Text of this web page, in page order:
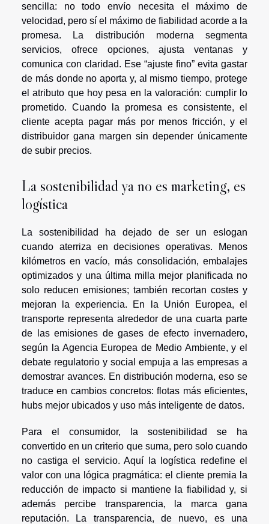
sencilla: no todo envío necesita el máximo de
velocidad, pero sí el máximo de fiabilidad acorde a la
promesa. La distribución moderna segmenta
servicios, ofrece opciones, ajusta ventanas y
comunica con claridad. Ese “ajuste fino” evita gastar
de más donde no aporta y, al mismo tiempo, protege
el atributo que hoy pesa en la valoración: cumplir lo
prometido. Cuando la promesa es consistente, el
cliente acepta pagar más por menos fricción, y el
distribuidor gana margen sin depender únicamente
de subir precios.
La sostenibilidad ya no es marketing, es
logística
La sostenibilidad ha dejado de ser un eslogan
cuando aterriza en decisiones operativas. Menos
kilómetros en vacío, más consolidación, embalajes
optimizados y una última milla mejor planificada no
solo reducen emisiones; también recortan costes y
mejoran la experiencia. En la Unión Europea, el
transporte representa alrededor de una cuarta parte
de las emisiones de gases de efecto invernadero,
según la Agencia Europea de Medio Ambiente, y el
debate regulatorio y social empuja a las empresas a
demostrar avances. En distribución moderna, eso se
traduce en cambios concretos: flotas más eficientes,
hubs mejor ubicados y uso más inteligente de datos.
Para el consumidor, la sostenibilidad se ha
convertido en un criterio que suma, pero solo cuando
no castiga el servicio. Aquí la logística redefine el
valor con una lógica pragmática: el cliente premia la
reducción de impacto si mantiene la fiabilidad y, si
además percibe transparencia, la marca gana
reputación. La transparencia, de nuevo, es una